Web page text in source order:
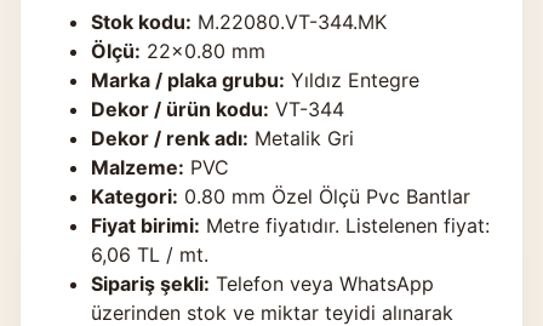
Stok kodu: M.22080.VT-344.MK
Ölçü: 22×0.80 mm
Marka / plaka grubu: Yıldız Entegre
Dekor / ürün kodu: VT-344
Dekor / renk adı: Metalik Gri
Malzeme: PVC
Kategori: 0.80 mm Özel Ölçü Pvc Bantlar
Fiyat birimi: Metre fiyatıdır. Listelenen fiyat:
6,06 TL / mt.
Sipariş şekli: Telefon veya WhatsApp
üzerinden stok ve miktar teyidi alınarak